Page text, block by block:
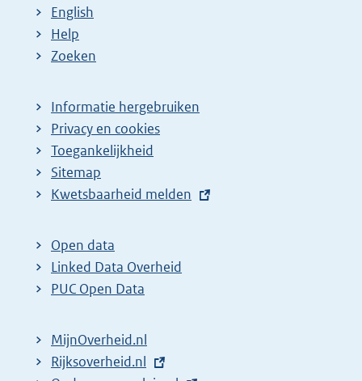
English
Help
Zoeken
Informatie hergebruiken
Privacy en cookies
Toegankelijkheid
Sitemap
E
t
e
r
l
i
Kwetsbaarheid melden
Open data
Linked Data Overheid
PUC Open Data
MijnOverheid.nl
E
Rijksoverheid.nl